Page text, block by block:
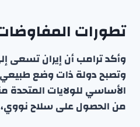
تطورات
وأكد ترامب أن إيران تسعى
وتصبح دولة ذات وضع
الأساسي للولايات المتحدة
من الحصول على سلاح